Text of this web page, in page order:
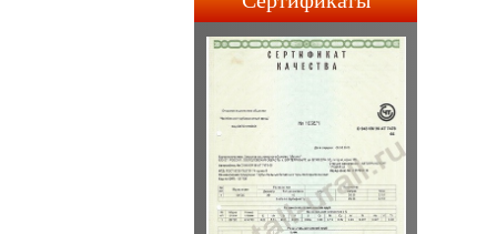
строительства АПЛ 4-го и
5-го поколений.